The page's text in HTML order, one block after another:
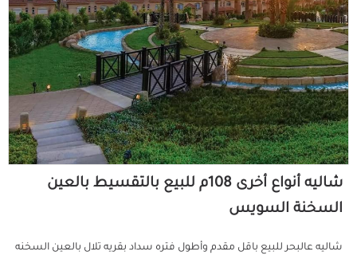
شاليه أنواع أخرى 108م للبيع بالتقسيط بالعين
السخنة السويس
شاليه عالبحر للبيع باقل مقدم وأطول فتره سداد بقريه تلال بالعين السخنه